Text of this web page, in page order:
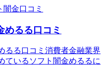
闇金口コミ
めるる口コミ
るる口コミ消費者金融業界
ているソフト闇金めるるに